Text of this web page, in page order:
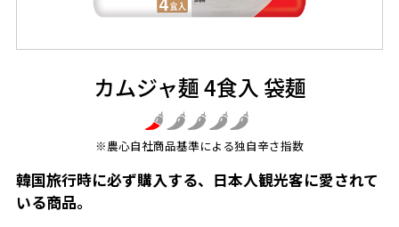
カムジャ麺 4食入 袋麺
※農心自社商品基準による独自辛さ指数
韓国旅行時に必ず購入する、日本人観光客に愛されて
いる商品。